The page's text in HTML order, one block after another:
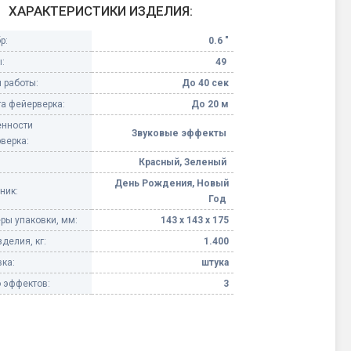
Небесные фонарики
Оборудование для
спецэффектов
Елочные гирлянды
Фейерверк-шоу
ХАРАКТЕРИСТИКИ ИЗДЕЛИЯ:
0.6 "
49
работы:
До 40 сек
фейерверка:
До 20 м
Звуковые эффекты
Красный, Зеленый
День Рождения, Новый
Год
упаковки, мм:
143 х 143 х 175
кг:
1.400
штука
эффектов:
3